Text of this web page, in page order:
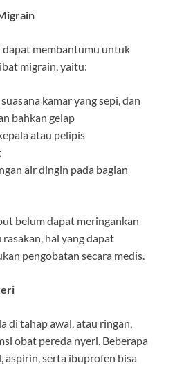
dapat membantumu untuk
migrain, yaitu:
kamar yang sepi, dan
bahkan gelap
atau pelipis
air dingin pada bagian
belum dapat meringankan
hal yang dapat
pengobatan secara medis.
di tahap awal, atau ringan,
obat pereda nyeri. Beberapa
aspirin, serta ibuprofen bisa